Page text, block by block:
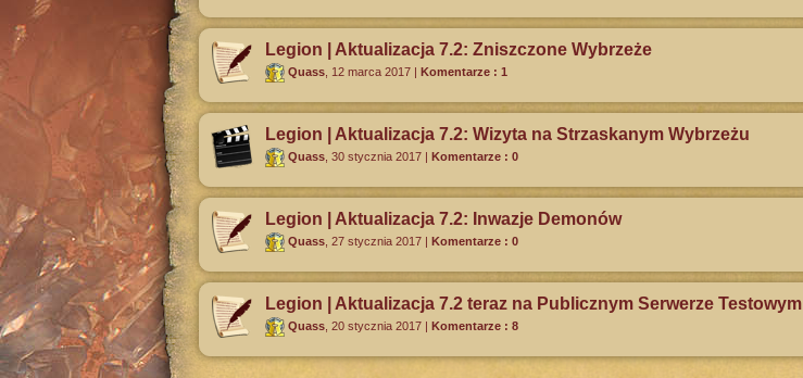
Legion | Aktualizacja 7.2: Zniszczone Wybrzeże
Quass 12 marca 2017 | Komentarze : 1
Legion | Aktualizacja 7.2: Wizyta na Strzaskanym Wybrzeżu
Quass 30 stycznia 2017 | Komentarze : 0
Legion | Aktualizacja 7.2: Inwazje Demonów
Quass 27 stycznia 2017 | Komentarze : 0
Legion | Aktualizacja 7.2 teraz na Publicznym Serwerze Testowym
Quass 20 stycznia 2017 | Komentarze : 8